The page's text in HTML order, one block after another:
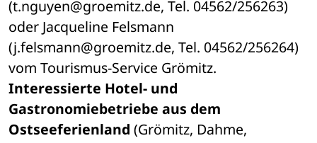
(t.nguyen@groemitz.de, Tel. 04562/256263)
oder Jacqueline Felsmann
(j.felsmann@groemitz.de, Tel. 04562/256264)
vom Tourismus-Service Grömitz.
Interessierte Hotel- und
Gastronomiebetriebe aus dem
Ostseeferienland (Grömitz, Dahme,